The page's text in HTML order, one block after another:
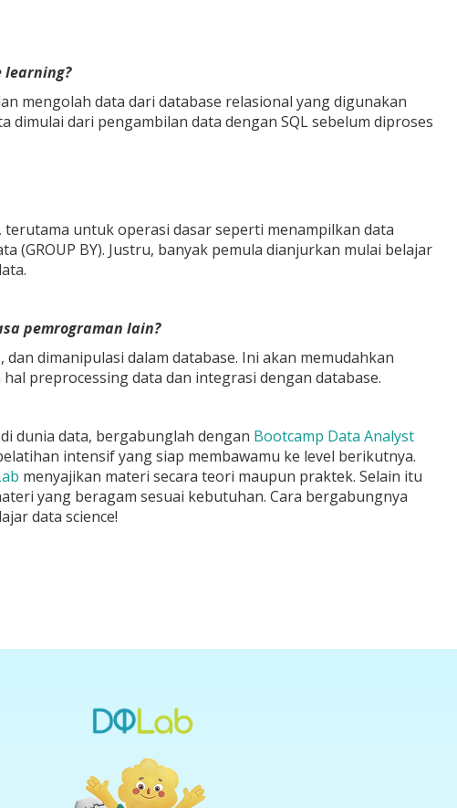
learning?
mengolah data dari database relasional yang digunakan
dari pengambilan data dengan SQL sebelum diproses
terutama untuk operasi dasar seperti menampilkan data
(GROUP BY). Justru, banyak pemula dianjurkan mulai belajar
pemrograman lain?
dimanipulasi dalam database. Ini akan memudahkan
preprocessing data dan integrasi dengan database.
dunia data, bergabunglah dengan Bootcamp Data Analyst
intensif yang siap membawamu ke level berikutnya.
menyajikan materi secara teori maupun praktek. Selain itu
yang beragam sesuai kebutuhan. Cara bergabungnya
data science!